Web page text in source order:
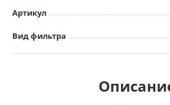
Артикул
Вид фильтра